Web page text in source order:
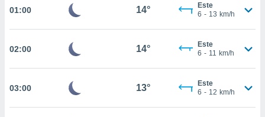
digital
a nossa
ACEITAR
01:00 14°
Este
6 - 13 km/h
02:00 14°
Este
6 - 11 km/h
03:00 13°
Este
6 - 12 km/h